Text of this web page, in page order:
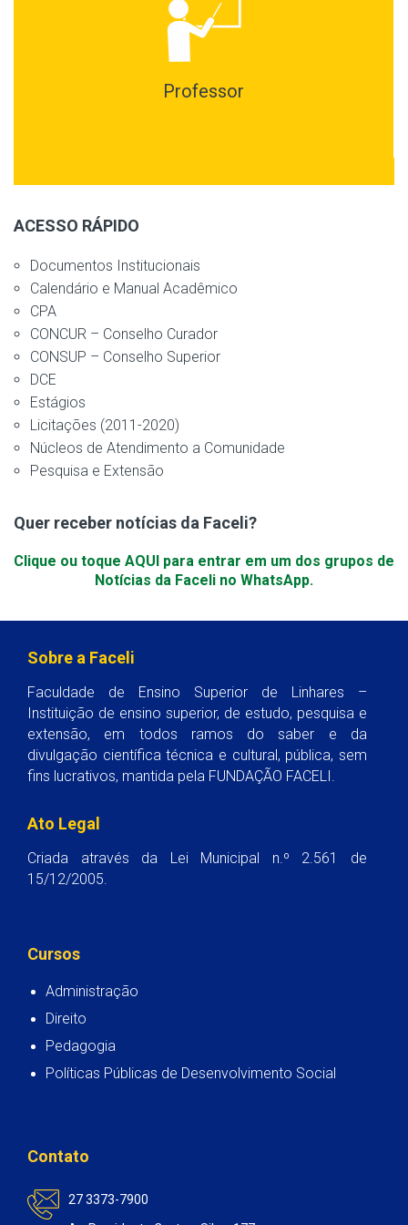
Professor
ACESSO RÁPIDO
Documentos Institucionais
Calendário e Manual Acadêmico
CPA
CONCUR – Conselho Curador
CONSUP – Conselho Superior
DCE
Estágios
Licitações (2011-2020)
Núcleos de Atendimento a Comunidade
Pesquisa e Extensão
Quer receber notícias da Faceli?
Clique ou toque AQUI para entrar em um dos grupos de
Notícias da Faceli no WhatsApp.
Sobre a Faceli
Faculdade de Ensino Superior de Linhares –
Instituição de ensino superior, de estudo, pesquisa e
extensão, em todos ramos do saber e da
divulgação científica técnica e cultural, pública, sem
fins lucrativos, mantida pela FUNDAÇÃO FACELI.
Ato Legal
Criada através da Lei Municipal n.º 2.561 de
15/12/2005.
Cursos
Administração
Direito
Pedagogia
Políticas Públicas de Desenvolvimento Social
Contato
27 3373-7900